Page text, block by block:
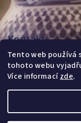
Tento web používá
tohoto webu
Více informacízde.
Kontakt
jvanya
fajans.cz
+420604720590